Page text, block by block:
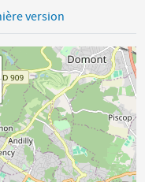
version